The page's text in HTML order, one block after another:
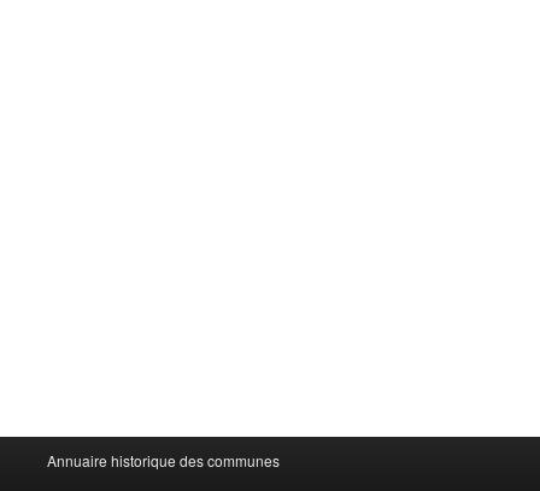
Menu
Annuaire historique des communes